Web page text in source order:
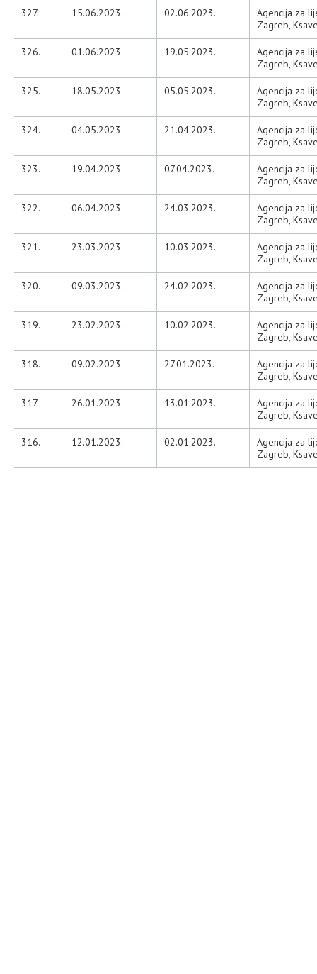
327. 15.06.2023. 02.06.2023.
Agencija za
Zagreb,
326. 01.06.2023. 19.05.2023.
Agencija za
Zagreb,
325. 18.05.2023. 05.05.2023.
Agencija za
Zagreb,
324. 04.05.2023. 21.04.2023.
Agencija za
Zagreb,
323. 19.04.2023. 07.04.2023.
Agencija za
Zagreb,
322. 06.04.2023. 24.03.2023.
Agencija za
Zagreb,
321. 23.03.2023. 10.03.2023.
Agencija za
Zagreb,
320. 09.03.2023. 24.02.2023.
Agencija za
Zagreb,
319. 23.02.2023. 10.02.2023.
Agencija za
Zagreb,
318. 09.02.2023. 27.01.2023.
Agencija za
Zagreb,
317. 26.01.2023. 13.01.2023.
Agencija za
Zagreb,
316. 12.01.2023. 02.01.2023.
Agencija za
Zagreb,